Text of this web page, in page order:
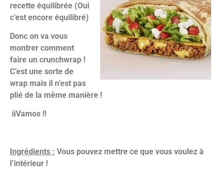
recette équilibrée (Oui
c’est encore équilibré)
Donc on va vous
montrer comment
faire un crunchwrap !
C’est une sorte de
wrap mais il n’est pas
plié de la même manière !
iiVamos !!
Ingrédients : Vous pouvez mettre ce que vous voulez à
l’intérieur !